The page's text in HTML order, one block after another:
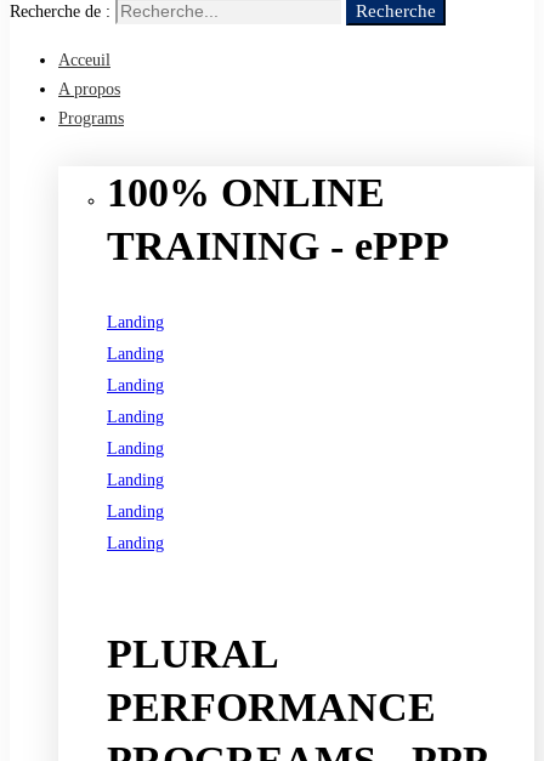
Recherche de : Recherche
Acceuil
A propos
Programs
100% ONLINE
TRAINING - ePPP
Landing
Landing
Landing
Landing
Landing
Landing
Landing
Landing
PLURAL
PERFORMANCE